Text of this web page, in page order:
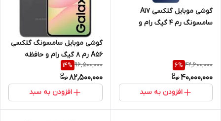
گوشی موبایل گلکسی A17
سامسونگ رم 4 گیگ رام و
42,600,000
6%
40,000,000
افزودن به سبد
گوشی موبایل سامسونگ گلکسی
A56 رم 8 گیگ رام و حافظه
داخلی 128 گیگ
96,500,000
14%
82,500,000
افزودن به سبد